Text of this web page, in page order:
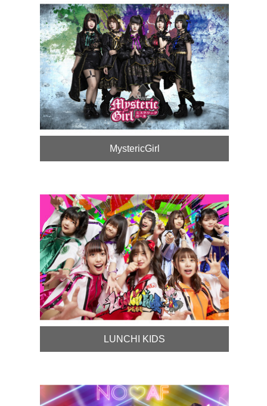
MystericGirl
LUNCHI KIDS